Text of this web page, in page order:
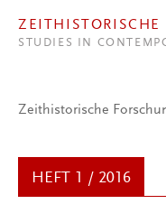
ZEITHISTORISCHE
STUDIES IN
Zeithistorische
HEFT 1 / 2016